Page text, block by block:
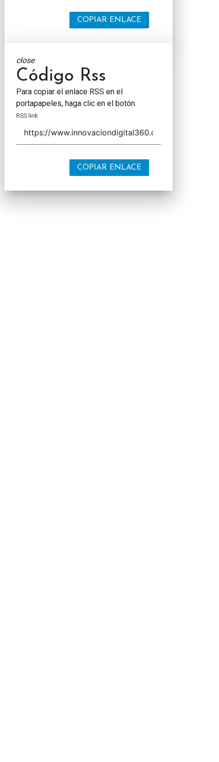
COPIAR ENLACE
close
Código Rss
Para copiar el enlace RSS en el
portapapeles, haga clic en el botón.
RSS link
COPIAR ENLACE